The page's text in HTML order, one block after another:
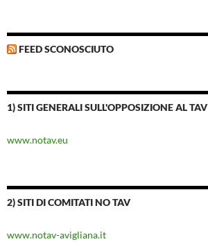
FEED SCONOSCIUTO
1) SITI GENERALI SULL'OPPOSIZIONE AL TAV
www.notav.eu
2) SITI DI COMITATI NO TAV
www.notav-avigliana.it